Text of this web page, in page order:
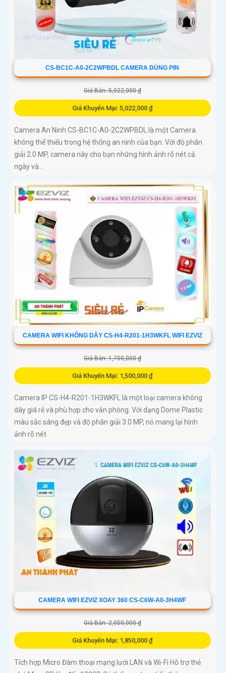
CS-BC1C-A0-2C2WPBDL CAMERA DÙNG PIN
Giá Bán: 5,022,000 ₫
Giá Khuyến Mại: 5,022,000 ₫
Camera An Ninh CS-BC1C-A0-2C2WPBDL là một Camera
không thể thiếu trong hệ thống an ninh của bạn. Với độ phân
giải 2.0 MP, camera này cho bạn những hình ảnh rõ nét cả
ngày và...
CAMERA WIFI KHÔNG DÂY CS-H4-R201-1H3WKFL WIFI EZVIZ
Giá Bán: 1,700,000 ₫
Giá Khuyến Mại: 1,500,000 ₫
Camera IP CS-H4-R201-1H3WKFL là một loại camera không
dây giá rẻ và phù hợp cho văn phòng. Với dạng Dome Plastic
màu sắc sáng đẹp và độ phân giải 3.0 MP, nó mang lại hình
ảnh rõ nét
CAMERA WIFI EZVIZ XOAY 360 CS-C6W-A0-3H4WF
Giá Bán: 2,050,000 ₫
Giá Khuyến Mại: 1,850,000 ₫
Tích hợp Micro Đàm thoại mạng lưới LAN và Wi-Fi Hỗ trợ thẻ